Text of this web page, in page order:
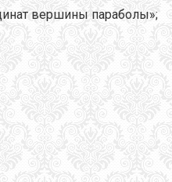
вершины параболы»;